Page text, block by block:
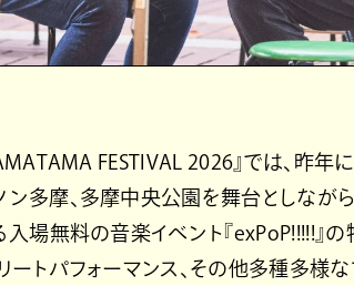
FESTIVAL 2026』では、昨年
ン多摩、多摩中央公園を舞台としなが
場無料の音楽イベント『exPoP!!!!!』の
リートパフォーマンス、その他多種多様